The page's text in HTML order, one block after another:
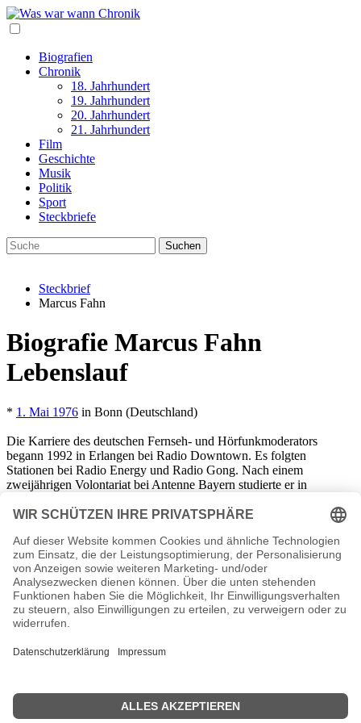
Biografien
Chronik
18. Jahrhundert
19. Jahrhundert
20. Jahrhundert
21. Jahrhundert
Film
Geschichte
Musik
Politik
Sport
Steckbriefe
Steckbrief
Marcus Fahn
Biografie Marcus Fahn
Lebenslauf
* 1. Mai 1976 in Bonn (Deutschland)
Die Karriere des deutschen Fernseh- und Hörfunkmoderators
begann 1992 in Erlangen bei Radio Downtown. Es folgten
Stationen bei Radio Energy und Radio Gong. Nach einem
zweijährigen Volontariat bei Antenne Bayern studierte er in
tätig. Als Nachrichtensprecher, Reporter und Moderator arbeitete
die Mittagssendung übernahm. Von 2008 bis 2011 hat er die „Die
Frühaufdreher“ bei Bayern 3 sowie die Sendung „Extra“ moderiert.
Es folgte ein Wechsel zu Sky Sport News HD und schließlich zu
Bayern 1 Radio für die Morgensendung des Senders. 2019 war
Marcus Frahn in der Kategorie „Bester Moderator“ für den
Deutschen Radiopreis nominiert. Zudem war er Stadionsprecher in
der Allianz Arena, moderierte die „Night of the Proms“ und lieh den
Freundin und deren Sohn zusammen und ist Herrchen von Marla,
Marcus Fahn Wiki, Herkunft, Geburtstag, verheiratet, Kinder etc.